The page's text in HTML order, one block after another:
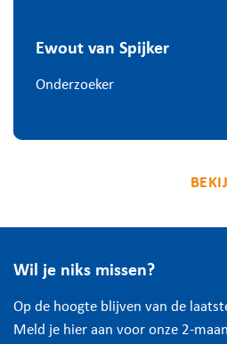
Ewout van Spijker
Onderzoeker
Wil je niks missen?
Op de hoogte blijven van de
Meld je hier aan voor onze 2-